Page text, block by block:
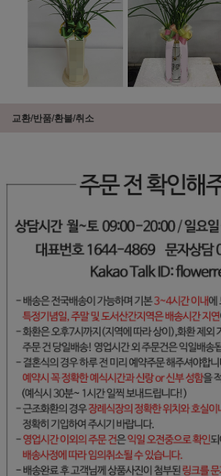
교환/반품/환불/취소